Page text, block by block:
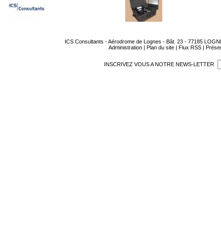
ICS Consultants - Aérodrome de Lognes - Bât. 23 - 77185
Administration | Plan du site | Flux RSS |
INSCRIVEZ VOUS A NOTRE NEWS-LETTER